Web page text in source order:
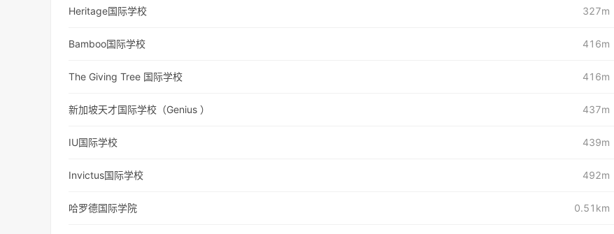
Heritage国际学校 327m
Bamboo国际学校 416m
The Giving Tree 国际学校 416m
新加坡天才国际学校（Genius ） 437m
IU国际学校 439m
Invictus国际学校 492m
哈罗德国际学院 0.51km